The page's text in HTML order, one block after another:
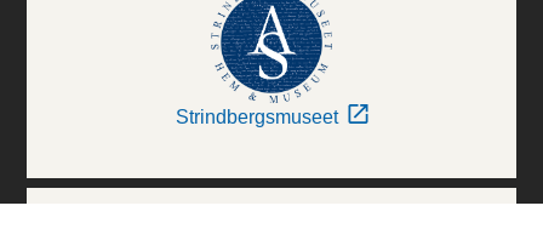
Strindbergsmuseet